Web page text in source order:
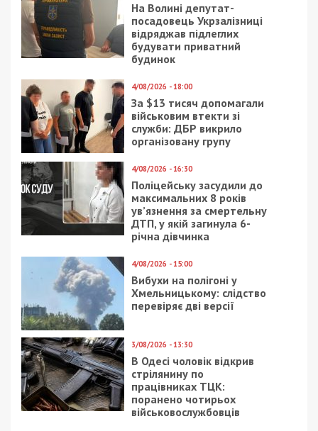
На Волині депутат-
посадовець Укрзалізниці
відряджав підлеглих
будувати приватний
будинок
4/08/2026 - 18:00
За $13 тисяч допомагали
військовим втекти зі
служби: ДБР викрило
організовану групу
4/08/2026 - 16:30
Поліцейську засудили до
максимальних 8 років
ув’язнення за смертельну
ДТП, у якій загинула 6-
річна дівчинка
4/08/2026 - 15:00
Вибухи на полігоні у
Хмельницькому: слідство
перевіряє дві версії
3/08/2026 - 13:30
В Одесі чоловік відкрив
стрілянину по
працівниках ТЦК:
поранено чотирьох
військовослужбовців